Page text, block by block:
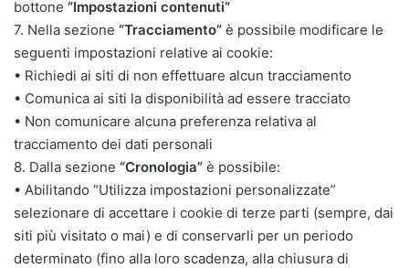
bottone “Impostazioni contenuti“
7. Nella sezione “Tracciamento” è possibile modificare le
seguenti impostazioni relative ai cookie:
• Richiedi ai siti di non effettuare alcun tracciamento
• Comunica ai siti la disponibilità ad essere tracciato
• Non comunicare alcuna preferenza relativa al
tracciamento dei dati personali
8. Dalla sezione “Cronologia” è possibile:
• Abilitando “Utilizza impostazioni personalizzate”
selezionare di accettare i cookie di terze parti (sempre, dai
siti più visitato o mai) e di conservarli per un periodo
determinato (fino alla loro scadenza, alla chiusura di